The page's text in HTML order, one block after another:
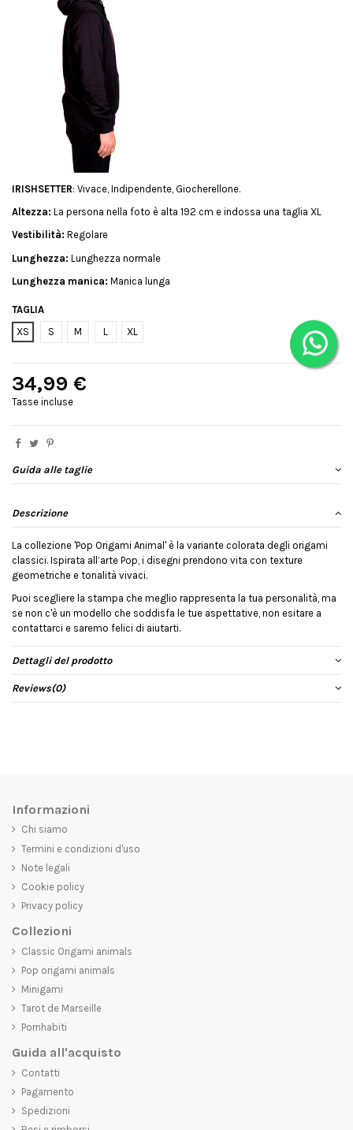
IRISHSETTER: Vivace, Indipendente, Giocherellone.
Altezza: La persona nella foto è alta 192 cm e indossa una taglia XL
Vestibilità: Regolare
Lunghezza: Lunghezza normale
Lunghezza manica: Manica lunga
TAGLIA
XS
S M L XL
34,99 €
Tasse incluse
Guida alle taglie
Descrizione
La collezione 'Pop Origami Animal' è la variante colorata degli origami
classici. Ispirata all’arte Pop, i disegni prendono vita con texture
geometriche e tonalità vivaci.
Puoi scegliere la stampa che meglio rappresenta la tua personalità, ma
se non c'è un modello che soddisfa le tue aspettative, non esitare a
contattarci e saremo felici di aiutarti.
Dettagli del prodotto
Reviews(0)
Informazioni
Chi siamo
Termini e condizioni d'uso
Note legali
Cookie policy
Privacy policy
Collezioni
Classic Origami animals
Pop origami animals
Minigami
Tarot de Marseille
Pornhabiti
Guida all'acquisto
Contatti
Pagamento
Spedizioni